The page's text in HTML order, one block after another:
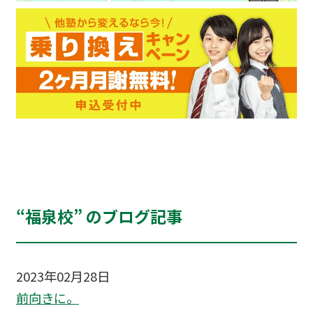
“福泉校” のブログ記事
2023年02月28日
前向きに。